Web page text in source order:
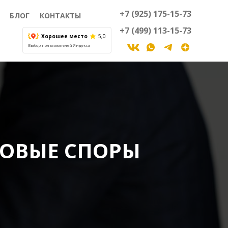
БЛОГ КОНТАКТЫ
Хорошее место 5,0
Выбор пользователей Яндекса
+7 (925) 175-15-73
+7 (499) 113-15-73
СПОРЫ